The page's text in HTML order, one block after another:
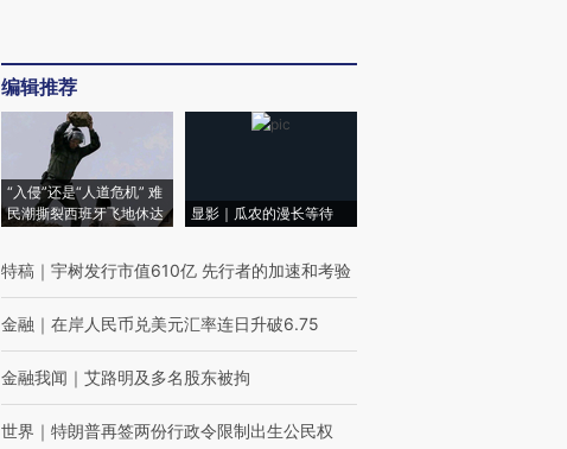
编辑推荐
“入侵”还是“人道危机” 难
民潮撕裂西班牙飞地休达
显影｜瓜农的漫长等待
特稿 ｜ 宇树发行市值610亿 先行者的加速和考验
金融 ｜ 在岸人民币兑美元汇率连日升破6.75
金融我闻 ｜ 艾路明及多名股东被拘
世界 ｜ 特朗普再签两份行政令限制出生公民权